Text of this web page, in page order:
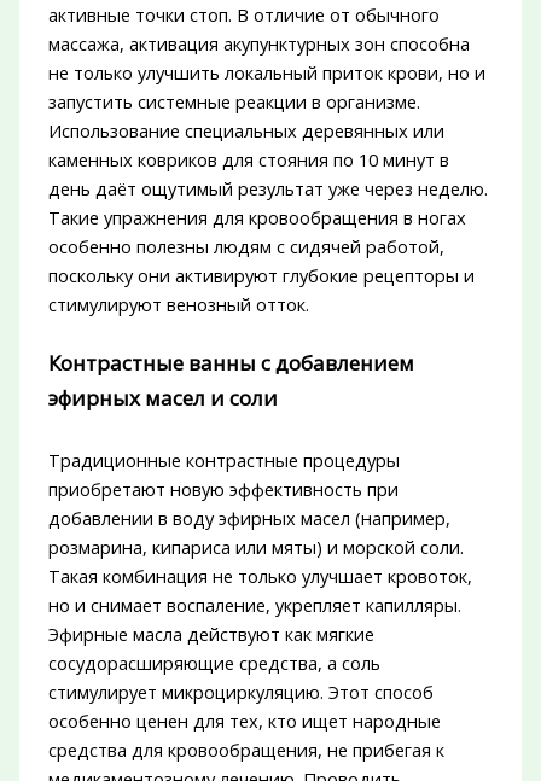
активные точки стоп. В отличие от обычного
массажа, активация акупунктурных зон способна
не только улучшить локальный приток крови, но и
запустить системные реакции в организме.
Использование специальных деревянных или
каменных ковриков для стояния по 10 минут в
день даёт ощутимый результат уже через неделю.
Такие упражнения для кровообращения в ногах
особенно полезны людям с сидячей работой,
поскольку они активируют глубокие рецепторы и
стимулируют венозный отток.
Контрастные ванны с добавлением
эфирных масел и соли
Традиционные контрастные процедуры
приобретают новую эффективность при
добавлении в воду эфирных масел (например,
розмарина, кипариса или мяты) и морской соли.
Такая комбинация не только улучшает кровоток,
но и снимает воспаление, укрепляет капилляры.
Эфирные масла действуют как мягкие
сосудорасширяющие средства, а соль
стимулирует микроциркуляцию. Этот способ
особенно ценен для тех, кто ищет народные
средства для кровообращения, не прибегая к